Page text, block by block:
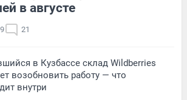
в августе
21
в Кузбассе склад Wildberries
возобновить работу — что
внутри